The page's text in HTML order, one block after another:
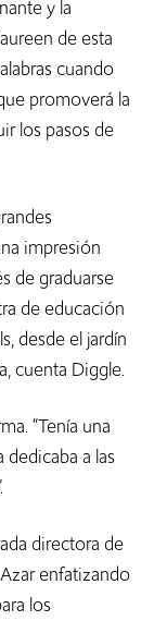
y la
de esta
cuando
promoverá la
los pasos de
impresión
de graduarse
de educación
desde el jardín
cuenta Diggle.
“Tenía una
a las
directora de
enfatizando
los